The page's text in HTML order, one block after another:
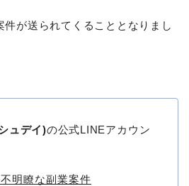
件が送られてくることとなりまし
ュデイ)の公式LINEアカウン
明瞭な副業案件